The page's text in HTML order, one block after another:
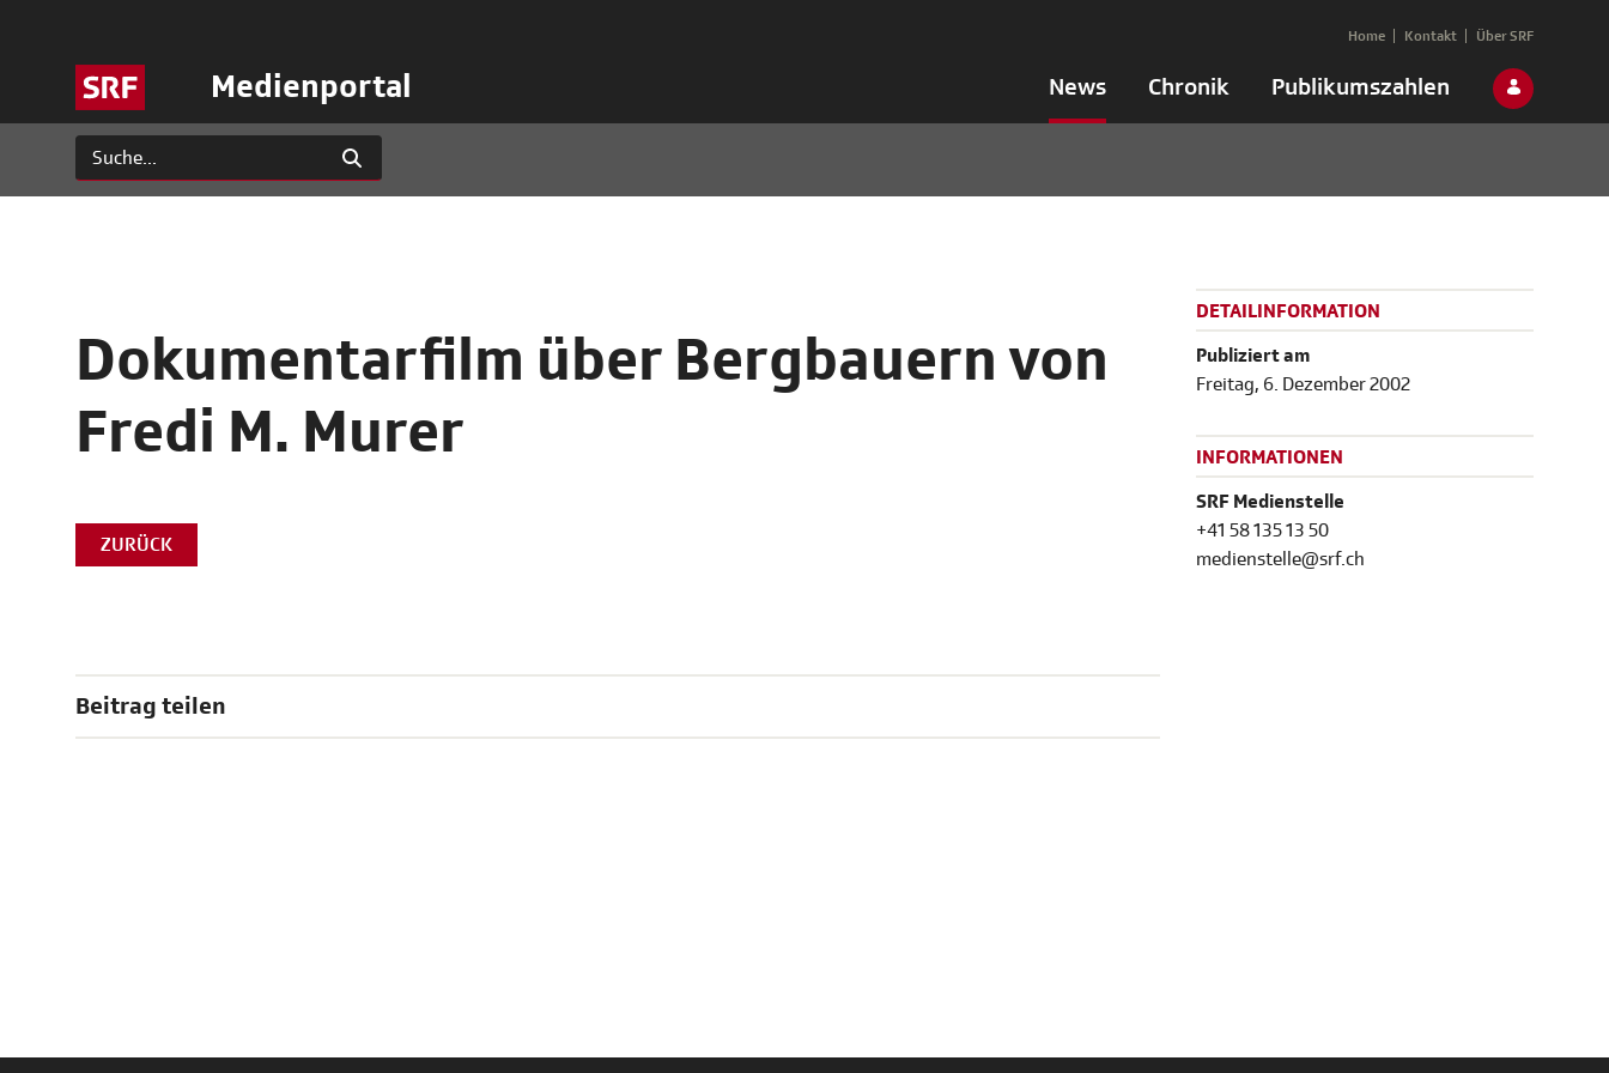
Medienportal News Chronik Publikumszahlen
Home Kontakt Über SRF
Dokumentarfilm über Bergbauern von
Fredi M. Murer
ZURÜCK
Beitrag teilen
DETAILINFORMATION
Publiziert am
Freitag, 6. Dezember 2002
INFORMATIONEN
SRF Medienstelle
+41 58 135 13 50
medienstelle@srf.ch